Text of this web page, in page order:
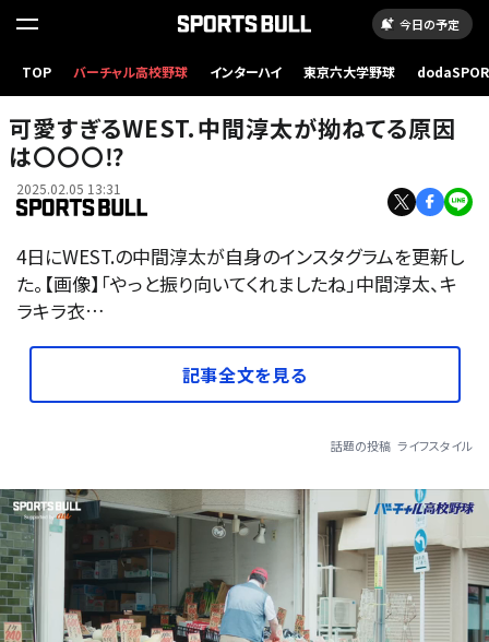
今日の予定
TOP バーチャル高校野球 インターハイ 東京六大学野球
可愛すぎるWEST.中間淳太が拗ねてる原因
は〇〇〇⁉
2025.02.05 13:31
4日にWEST.の中間淳太が自身のインスタグラムを更新し
た。【画像】「やっと振り向いてくれましたね」中間淳太、キ
ラキラ衣…
記事全文を見る
話題の投稿 ライフスタイル